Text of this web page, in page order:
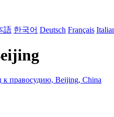
語 한국어 Deutsch Français
к правосудию, Beijing, China